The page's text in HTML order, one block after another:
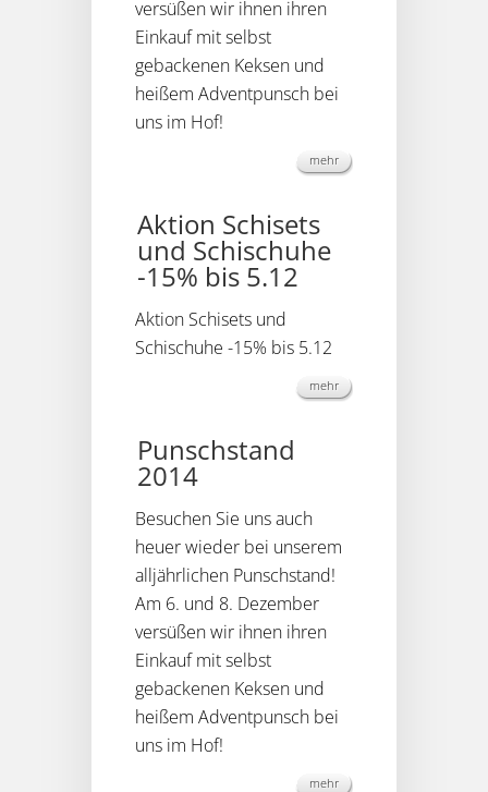
versüßen wir ihnen ihren
Einkauf mit selbst
gebackenen Keksen und
heißem Adventpunsch bei
uns im Hof!
mehr
Aktion Schisets
und Schischuhe
-15% bis 5.12
Aktion Schisets und
Schischuhe -15% bis 5.12
mehr
Punschstand
2014
Besuchen Sie uns auch
heuer wieder bei unserem
alljährlichen Punschstand!
Am 6. und 8. Dezember
versüßen wir ihnen ihren
Einkauf mit selbst
gebackenen Keksen und
heißem Adventpunsch bei
uns im Hof!
mehr